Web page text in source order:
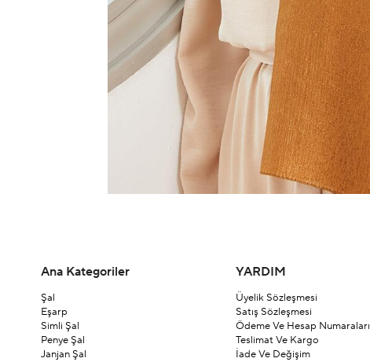
Ana Kategoriler
Şal
Eşarp
Simli Şal
Penye Şal
Janjan Şal
YARDIM
Üyelik Sözleşmesi
Satış Sözleşmesi
Ödeme Ve Hesap Numaraları
Teslimat Ve Kargo
İade Ve Değişim